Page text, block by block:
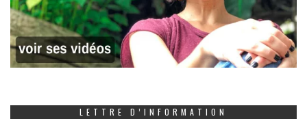
LETTRE D’INFORMATION